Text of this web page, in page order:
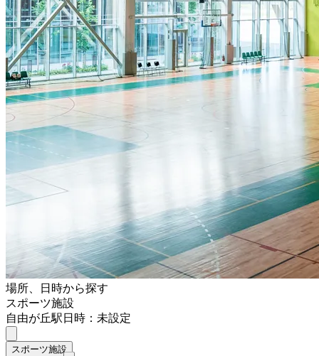
場所、日時から探す
スポーツ施設
自由が丘駅日時：未設定
スポーツ施設